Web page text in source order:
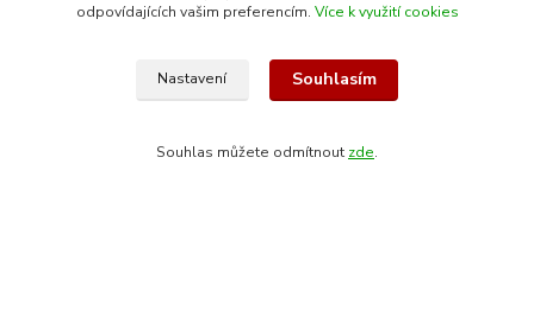
odpovídajících vašim preferencím. Více k využití cookies
Nastavení Souhlasím
Souhlas můžete odmítnout zde.